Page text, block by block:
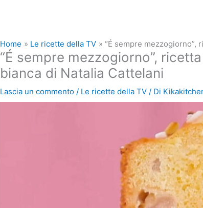
Home Le ricette della TV “É sempre mezzogiorno”,
“É sempre mezzogiorno”,
bianca di Natalia Cattelani
Lascia un commento / Le ricette della TV / Di